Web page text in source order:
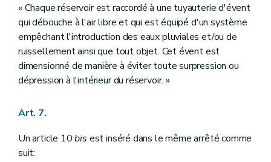
« Chaque réservoir est raccordé à une tuyauterie d'évent
qui débouche à l'air libre et qui est équipé d'un système
empêchant l'introduction des eaux pluviales et/ou de
ruissellement ainsi que tout objet. Cet évent est
dimensionné de manière à éviter toute surpression ou
dépression à l'intérieur du réservoir. »
Art. 7.
Un article 10bis est inséré dans le même arrêté comme
suit: